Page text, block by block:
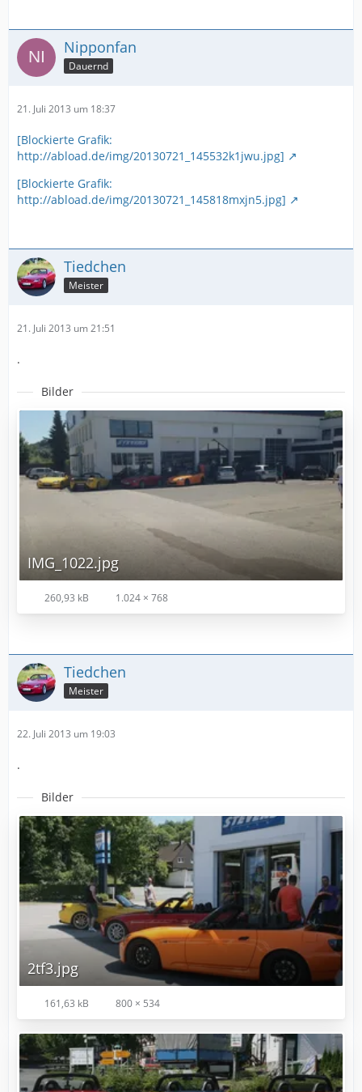
Nipponfan
Dauernd
21. Juli 2013 um 18:37
[Blockierte Grafik:
http://abload.de/img/20130721_145532k1jwu.jpg]
[Blockierte Grafik:
http://abload.de/img/20130721_145818mxjn5.jpg]
Tiedchen
Meister
21. Juli 2013 um 21:51
.
Bilder
IMG_1022.jpg
260,93 kB 1.024 × 768
Tiedchen
Meister
22. Juli 2013 um 19:03
.
Bilder
2tf3.jpg
161,63 kB 800 × 534